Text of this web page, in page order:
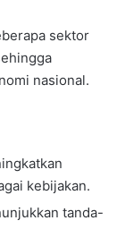
sektor
nasional.
kebijakan.
tanda-